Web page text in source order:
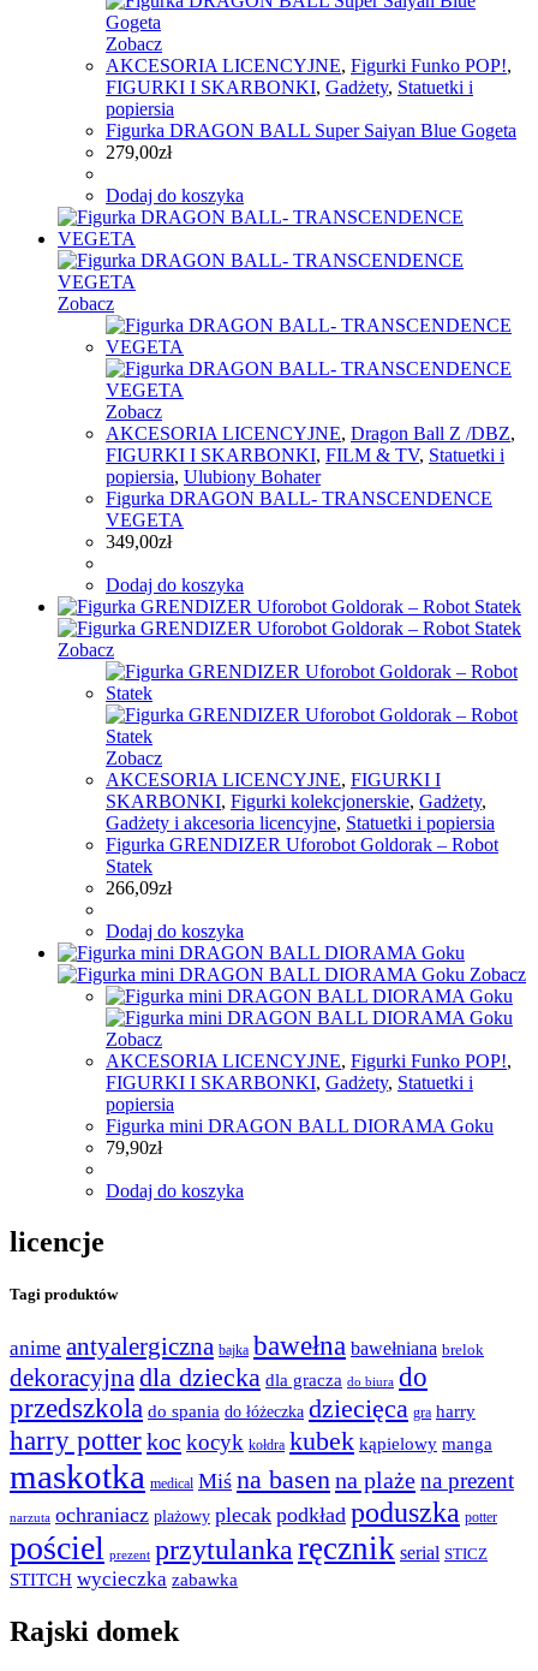
Zobacz
AKCESORIA LICENCYJNE, Figurki Funko POP!,
FIGURKI I SKARBONKI, Gadżety, Statuetki i
popiersia
Figurka DRAGON BALL Super Saiyan Blue Gogeta
279,00zł
Dodaj do koszyka
Zobacz
Zobacz
AKCESORIA LICENCYJNE, Dragon Ball Z /DBZ,
FIGURKI I SKARBONKI, FILM & TV, Statuetki i
popiersia, Ulubiony Bohater
Figurka DRAGON BALL- TRANSCENDENCE
VEGETA
349,00zł
Dodaj do koszyka
Zobacz
Zobacz
AKCESORIA LICENCYJNE, FIGURKI I
SKARBONKI, Figurki kolekcjonerskie, Gadżety,
Gadżety i akcesoria licencyjne, Statuetki i popiersia
Figurka GRENDIZER Uforobot Goldorak – Robot
Statek
266,09zł
Dodaj do koszyka
Zobacz
Zobacz
AKCESORIA LICENCYJNE, Figurki Funko POP!,
FIGURKI I SKARBONKI, Gadżety, Statuetki i
popiersia
Figurka mini DRAGON BALL DIORAMA Goku
79,90zł
Dodaj do koszyka
licencje
Tagi produktów
anime antyalergiczna bajka bawełna bawełniana brelok
dekoracyjna dla dziecka dla gracza do biura do
przedszkola do spania do łóżeczka dziecięca gra harry
harry potterkoc kocyk kołdra kubek kąpielowy manga
maskotka medical Miś na basenna plażena prezent
narzuta ochraniacz plażowy plecak podkład poduszka potter
pościel prezent przytulankaręcznik serial STICZ
STITCH wycieczka zabawka
Rajski domek